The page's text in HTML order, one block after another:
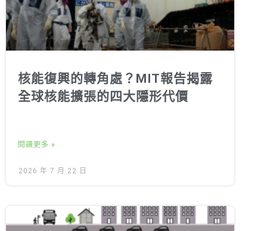
核能復興的轉角處？MIT報告揭露
全球核能擴張的四大隱形代價
閱讀更多 »
2026 年 7 月 22 日